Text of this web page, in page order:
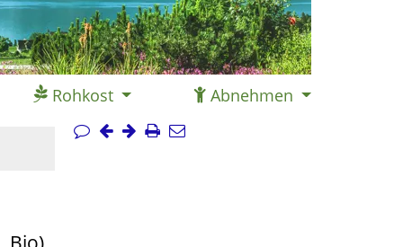
Rohkost Abnehmen